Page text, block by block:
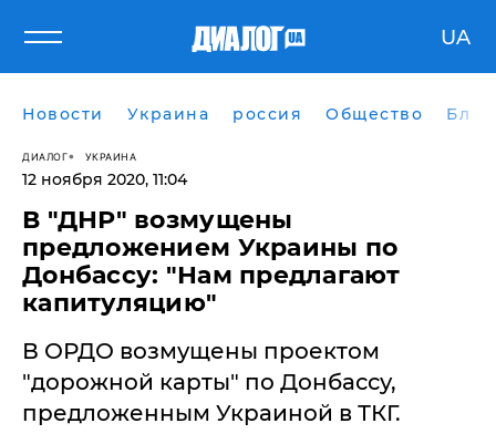
UA
Новости Украина россия Общество
ДИАЛОГ УКРАИНА
12 ноября 2020, 11:04
В "ДНР" возмущены
предложением Украины по
Донбассу: "Нам предлагают
капитуляцию"
​В ОРДО возмущены проектом
"дорожной карты" по Донбассу,
предложенным Украиной в ТКГ.